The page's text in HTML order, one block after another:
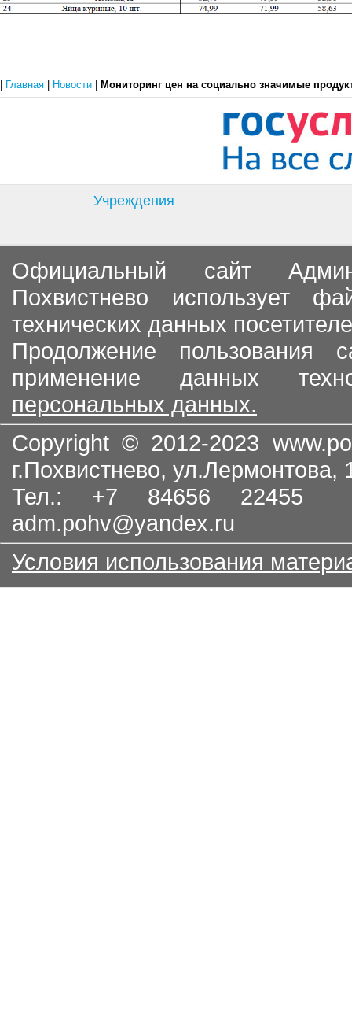
Главная Новости Мониторинг цен на социально значимые
Учреждения
Официальный сайт
Похвистнево использует
технических данных
Продолжение пользования
применение данных
персональных данных.
Copyright © 2012-2023
г.Похвистнево, ул.Лермонтова,
Тел.: +7 84656
adm.pohv@yandex.ru
Условия использования